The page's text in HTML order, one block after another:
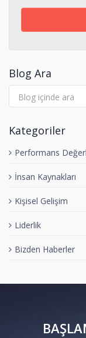
Blog Ara
Kategoriler
Performans
İnsan Kaynakları
Kişisel Gelişim
Liderlik
Bizden Haberler